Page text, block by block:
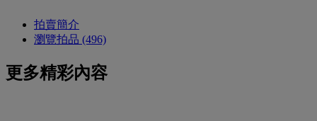
拍賣簡介
瀏覽拍品 (496)
更多精彩內容